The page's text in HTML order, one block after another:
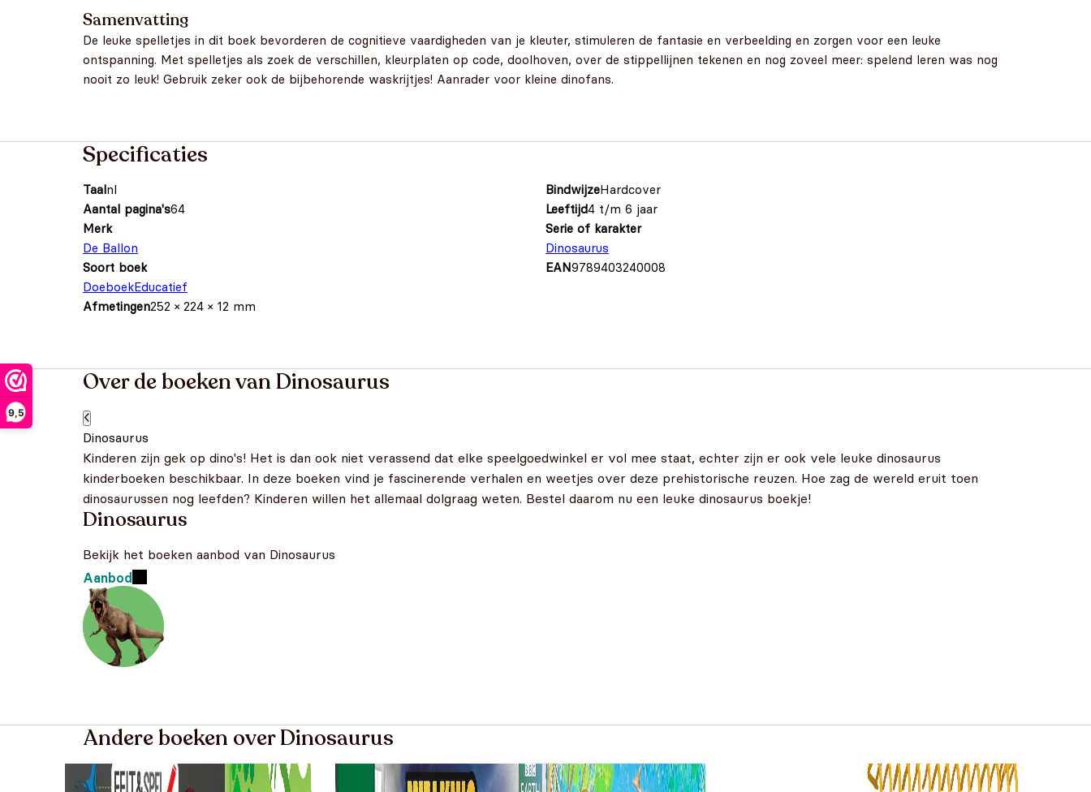
9,5
Samenvatting
De leuke spelletjes in dit boek bevorderen de cognitieve vaardigheden van je kleuter, stimuleren de fantasie en verbeelding en zorgen voor een leuke
ontspanning. Met spelletjes als zoek de verschillen, kleurplaten op code, doolhoven, over de stippellijnen tekenen en nog zoveel meer: spelend leren was nog
nooit zo leuk! Gebruik zeker ook de bijbehorende waskrijtjes! Aanrader voor kleine dinofans.
Specificaties
Taalnl BindwijzeHardcover
Aantal pagina's64 Leeftijd4 t/m 6 jaar
Merk
De Ballon
Serie of karakter
Dinosaurus
Soort boek
DoeboekEducatief
EAN9789403240008
Afmetingen252 × 224 × 12 mm
Over de boeken van Dinosaurus
Dinosaurus
Kinderen zijn gek op dino's! Het is dan ook niet verassend dat elke speelgoedwinkel er vol mee staat, echter zijn er ook vele leuke dinosaurus
kinderboeken beschikbaar. In deze boeken vind je fascinerende verhalen en weetjes over deze prehistorische reuzen. Hoe zag de wereld eruit toen
dinosaurussen nog leefden? Kinderen willen het allemaal dolgraag weten. Bestel daarom nu een leuke dinosaurus boekje!
Dinosaurus
Bekijk het boeken aanbod van Dinosaurus
Aanbod
Andere boeken over Dinosaurus